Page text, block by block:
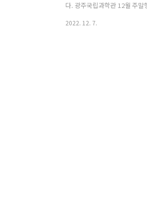
다. 광주국립과학관 12월 주말
2022. 12. 7.